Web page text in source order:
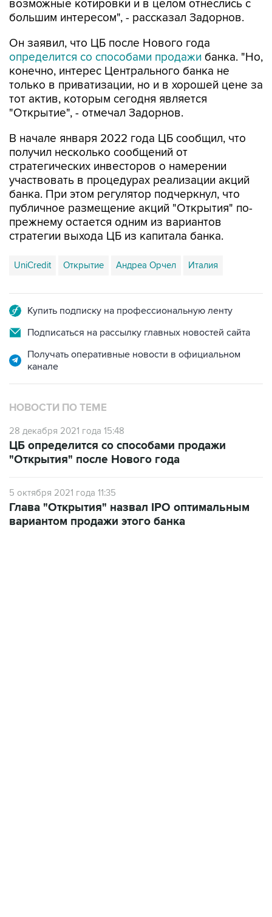
Он заявил, что ЦБ после Нового года
конечно, интерес Центрального банка не
только в приватизации, но и в хорошей цене за
тот актив, которым сегодня является
"Открытие", - отмечал Задорнов.
В начале января 2022 года ЦБ сообщил, что
стратегических инвесторов о намерении
участвовать в процедурах реализации акций
банка. При этом регулятор подчеркнул, что
публичное размещение акций "Открытия" по-
прежнему остается одним из вариантов
стратегии выхода ЦБ из капитала банка.
UniCredit Открытие Андреа Орчел Италия
Подписаться на рассылку главных новостей сайта
Получать оперативные новости в официальном
НОВОСТИ ПО ТЕМЕ
28 декабря 2021 года 15:48
"Открытия" после Нового года
5 октября 2021 года 11:35
вариантом продажи этого банка